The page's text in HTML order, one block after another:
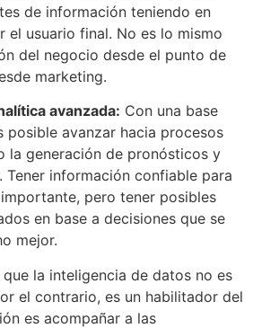
de información teniendo en
el usuario final. No es lo mismo
del negocio desde el punto de
marketing.
avanzada: Con una base
posible avanzar hacia procesos
la generación de pronósticos y
información confiable para
pero tener posibles
en base a decisiones que se
mejor.
que la inteligencia de datos no es
el contrario, es un habilitador del
es acompañar a las